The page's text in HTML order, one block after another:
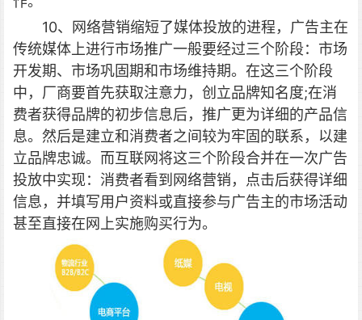
10、网络营销缩短了媒体投放的进程，广告主在
传统媒体上进行市场推广一般要经过三个阶段：市场
开发期、市场巩固期和市场维持期。在这三个阶段
中，厂商要首先获取注意力，创立品牌知名度;在消
费者获得品牌的初步信息后，推广更为详细的产品信
息。然后是建立和消费者之间较为牢固的联系，以建
立品牌忠诚。而互联网将这三个阶段合并在一次广告
投放中实现：消费者看到网络营销，点击后获得详细
信息，并填写用户资料或直接参与广告主的市场活动
甚至直接在网上实施购买行为。